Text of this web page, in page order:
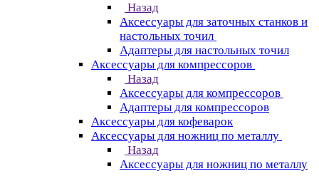
Назад
Аксессуары для заточных станков и
настольных точил
Адаптеры для настольных точил
Аксессуары для компрессоров
Назад
Аксессуары для компрессоров
Адаптеры для компрессоров
Аксессуары для кофеварок
Аксессуары для ножниц по металлу
Назад
Аксессуары для ножниц по металлу